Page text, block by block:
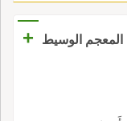
المعجم الوسيط
+